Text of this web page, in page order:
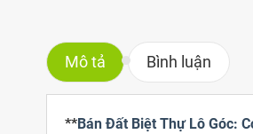
Mô tả Bình luận
**Bán Đất Biệt Thự Lô Góc: